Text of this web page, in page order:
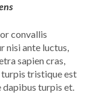
convallis
nisi ante luctus,
sapien cras,
tristique est
turpis et.